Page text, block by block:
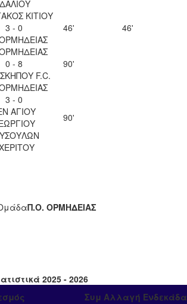
ΚΙΤΙΟΥ
3 - 0
46'
46'
0 - 8
F.C.
90'
3 - 0
ΑΓΙΟΥ
90'
Π.Ο. ΟΡΜΗΔΕΙΑΣ
2025 - 2026
Συμ Αλλαγή Ενδεκάδα